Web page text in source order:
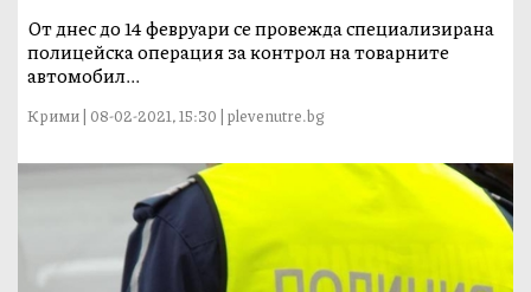
От днес до 14 февруари се провежда специализирана
полицейска операция за контрол на товарните
автомобил...
Крими | 08-02-2021, 15:30 | plevenutre.bg